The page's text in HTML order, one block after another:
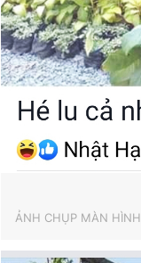
ẢNH CHỤP MÀN HÌNH